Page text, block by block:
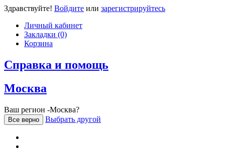
Здравствуйте! Войдите или зарегистрируйтесь
Личный кабинет
Закладки (0)
Корзина
Справка и помощь
Москва
Ваш регион -Москва?
Все верно Выбрать другой